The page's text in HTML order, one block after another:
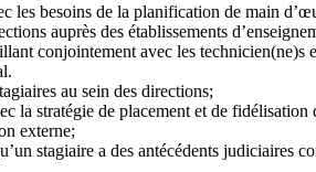
les besoins de la planification de main
auprès des établissements
conjointement avec les technicien(ne)s
au sein des directions;
la stratégie de placement et de fidélisation
externe;
stagiaire a des antécédents